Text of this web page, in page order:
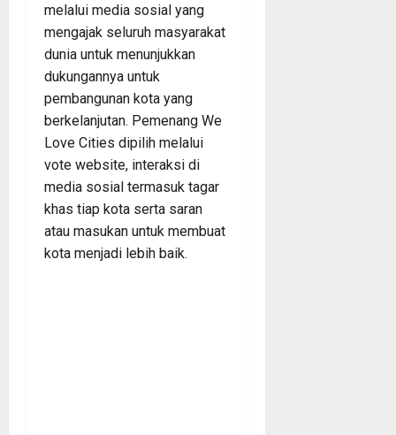
melalui media sosial yang
mengajak seluruh masyarakat
dunia untuk menunjukkan
dukungannya untuk
pembangunan kota yang
berkelanjutan. Pemenang We
Love Cities dipilih melalui
vote website, interaksi di
media sosial termasuk tagar
khas tiap kota serta saran
atau masukan untuk membuat
kota menjadi lebih baik.